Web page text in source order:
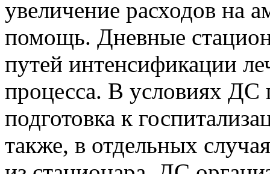
увеличение расходов на
помощь. Дневные
путей интенсификации
процесса. В условиях ДС
подготовка к
также, в отдельных